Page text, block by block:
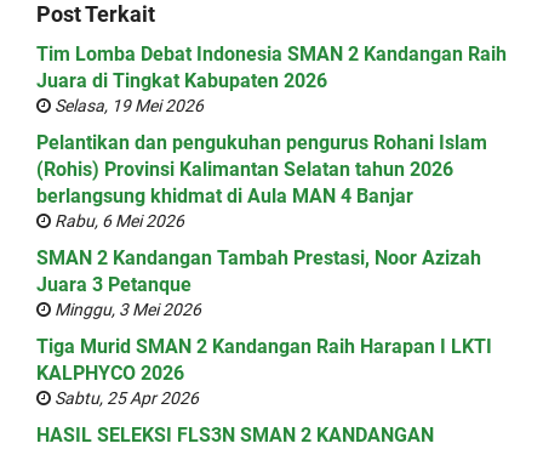
Post Terkait
Tim Lomba Debat Indonesia SMAN 2 Kandangan Raih
Juara di Tingkat Kabupaten 2026
Selasa, 19 Mei 2026
Pelantikan dan pengukuhan pengurus Rohani Islam
(Rohis) Provinsi Kalimantan Selatan tahun 2026
berlangsung khidmat di Aula MAN 4 Banjar
Rabu, 6 Mei 2026
SMAN 2 Kandangan Tambah Prestasi, Noor Azizah
Juara 3 Petanque
Minggu, 3 Mei 2026
Tiga Murid SMAN 2 Kandangan Raih Harapan I LKTI
KALPHYCO 2026
Sabtu, 25 Apr 2026
HASIL SELEKSI FLS3N SMAN 2 KANDANGAN